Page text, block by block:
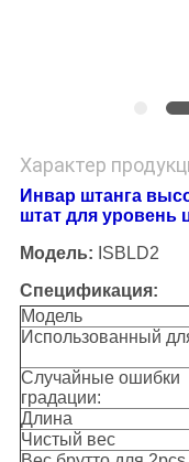
Характер
Инвар штанга
штат для уровень
Модель: ISBLD2
Спецификация:
Модель
Использованный
Случайные ошибки
градации:
Длина
Чистый вес